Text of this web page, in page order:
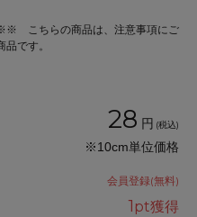
こちらの商品は、注意事項にご
です。
28 円 (税込)
※10cm単位価格
会員登録(無料)
1pt獲得